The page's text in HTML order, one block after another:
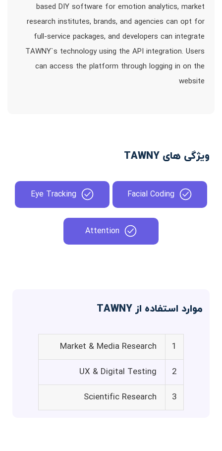
based DIY software for emotion analytics, market
research institutes, brands, and agencies can opt for
full-service packages, and developers can integrate
TAWNY`s technology using the API integration. Users
can access the platform through logging in on the
website
ویژگی های TAWNY
Facial Coding
Eye Tracking
Attention
موارد استفاده از TAWNY
1
Market & Media Research
2
UX & Digital Testing
3
Scientific Research